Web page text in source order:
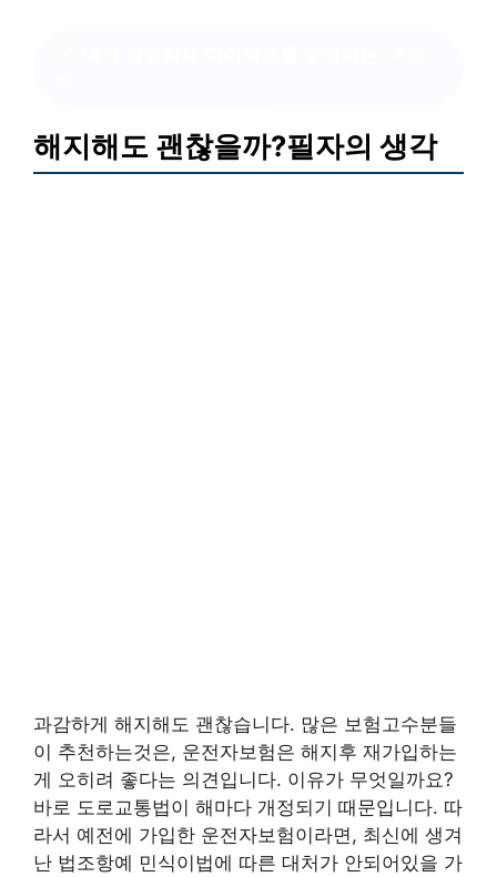
해지해도 괜찮을까?필자의 생각
과감하게 해지해도 괜찮습니다. 많은 보험고수분들
이 추천하는것은, 운전자보험은 해지후 재가입하는
게 오히려 좋다는 의견입니다. 이유가 무엇일까요?
바로 도로교통법이 해마다 개정되기 때문입니다. 따
라서 예전에 가입한 운전자보험이라면, 최신에 생겨
난 법조항예 민식이법에 따른 대처가 안되어있을 가